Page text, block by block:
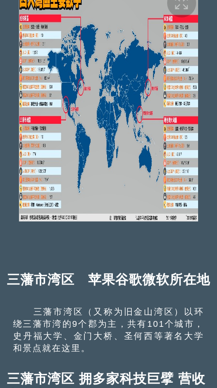
三藩市湾区 苹果谷歌微软所在地
三藩市湾区（又称为旧金山湾区）以环
绕三藩市湾的9个郡为主，共有101个城市，
史丹福大学、金门大桥、圣何西等著名大学
和景点就在这里。
三藩市湾区 拥多家科技巨擘 营收